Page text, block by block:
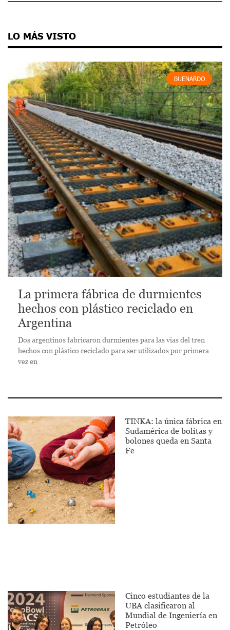
LO MÁS VISTO
BUENARDO
La primera fábrica de durmientes
hechos con plástico reciclado en
Argentina
Dos argentinos fabricaron durmientes para las vías del tren
hechos con plástico reciclado para ser utilizados por primera
vez en
TINKA: la única fábrica en
Sudamérica de bolitas y
bolones queda en Santa
Fe
Cinco estudiantes de la
UBA clasificaron al
Mundial de Ingeniería en
Petróleo